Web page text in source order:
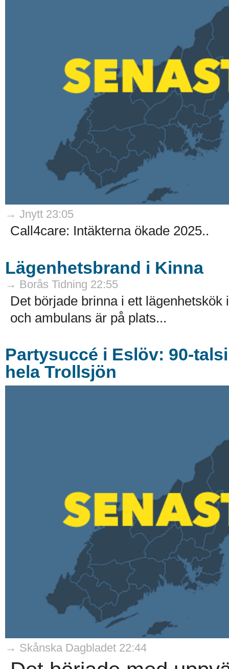
→ Jnytt 23:05
Call4care: Intäkterna ökade 2025..
Lägenhetsbrand i Kinna
→ Borås Tidning 22:55
Det började brinna i ett
och ambulans är på plats...
Partysuccé i Eslöv: 90-
hela Trollsjön
→ Skånska Dagbladet 22:44